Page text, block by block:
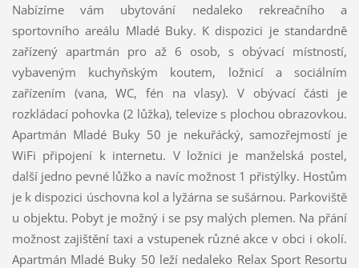
Nabízíme vám ubytování nedaleko rekreačního a
sportovního areálu Mladé Buky. K dispozici je standardně
zařízený apartmán pro až 6 osob, s obývací místností,
vybaveným kuchyňským koutem, ložnicí a sociálním
zařízením (vana, WC, fén na vlasy). V obývací části je
rozkládací pohovka (2 lůžka), televize s plochou obrazovkou.
Apartmán Mladé Buky 50 je nekuřácký, samozřejmostí je
WiFi připojení k internetu. V ložnici je manželská postel,
další jedno pevné lůžko a navíc možnost 1 přistýlky. Hostům
je k dispozici úschovna kol a lyžárna se sušárnou. Parkoviště
u objektu. Pobyt je možný i se psy malých plemen. Na přání
možnost zajištění taxi a vstupenek různé akce v obci i okolí.
Apartmán Mladé Buky 50 leží nedaleko Relax Sport Resortu